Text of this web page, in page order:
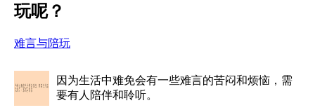
玩呢？
难言与陪玩
因为生活中难免会有一些难言的苦闷和烦恼，需
要有人陪伴和聆听。